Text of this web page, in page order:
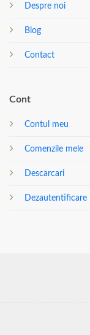
Despre noi
Blog
Contact
Cont
Contul meu
Comenzile mele
Descarcari
Dezautentificare